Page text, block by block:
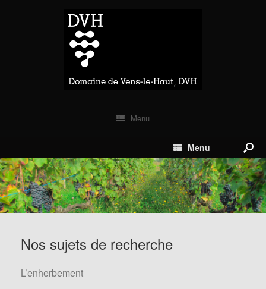
Menu
Menu
Nos sujets de recherche
L’enherbement